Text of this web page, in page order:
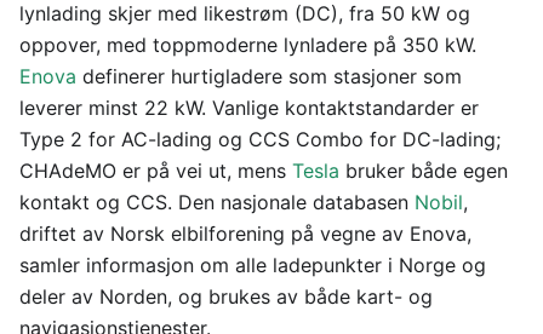
lynlading skjer med likestrøm (DC), fra 50 kW og
oppover, med toppmoderne lynladere på 350 kW.
Enova definerer hurtigladere som stasjoner som
leverer minst 22 kW. Vanlige kontaktstandarder er
Type 2 for AC-lading og CCS Combo for DC-lading;
CHAdeMO er på vei ut, mens Tesla bruker både egen
kontakt og CCS. Den nasjonale databasen Nobil,
driftet av Norsk elbilforening på vegne av Enova,
samler informasjon om alle ladepunkter i Norge og
deler av Norden, og brukes av både kart- og
navigasjonstjenester.